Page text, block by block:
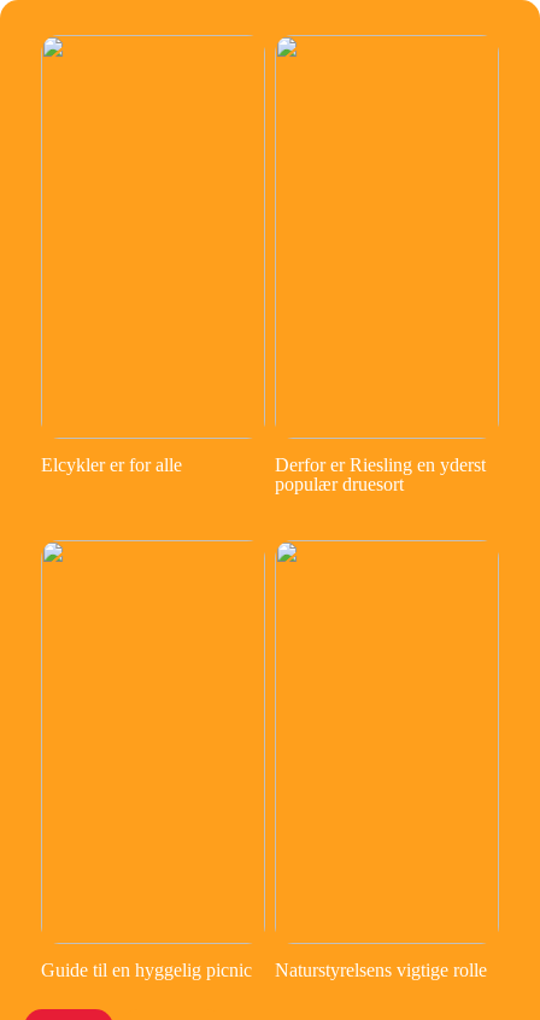
Elcykler er for alle
Derfor er Riesling en yderst
populær druesort
Guide til en hyggelig picnic Naturstyrelsens vigtige rolle